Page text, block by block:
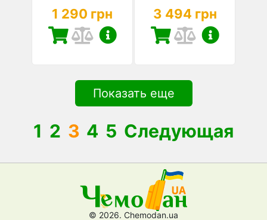
1 290 грн 3 494 грн
Показать еще
1 2 3 4 5 Следующая
© 2026. Chemodan.ua